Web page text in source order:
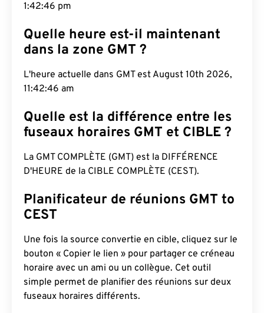
1:42:47 pm
Quelle heure est-il maintenant
dans la zone GMT ?
L'heure actuelle dans GMT est August 10th 2026,
11:42:47 am
Quelle est la différence entre les
fuseaux horaires GMT et CIBLE ?
La GMT COMPLÈTE (GMT) est la DIFFÉRENCE
D'HEURE de la CIBLE COMPLÈTE (CEST).
Planificateur de réunions GMT to
CEST
Une fois la source convertie en cible, cliquez sur le
bouton « Copier le lien » pour partager ce créneau
horaire avec un ami ou un collègue. Cet outil
simple permet de planifier des réunions sur deux
fuseaux horaires différents.